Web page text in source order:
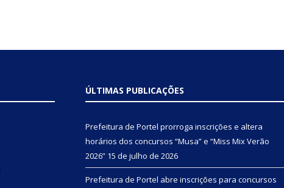
ÚLTIMAS PUBLICAÇÕES
Prefeitura de Portel prorroga inscrições e altera
horários dos concursos “Musa” e “Miss Mix Verão
2026” 15 de julho de 2026
Prefeitura de Portel abre inscrições para concursos